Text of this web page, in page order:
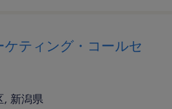
ティング・コールセ
, 新潟県